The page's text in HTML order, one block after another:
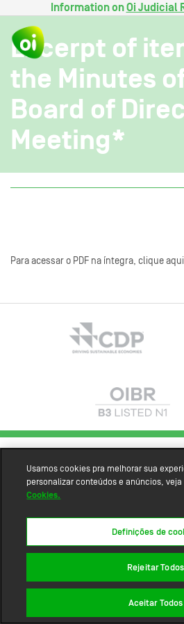
Information onOi Judicial
Excerpt of
the Minutes
Board of
Meeting*
Para acessar o PDF na íntegra, clique aqui.
Usamos cookies pra melhorar sua
personalizar conteúdos e anúncios, veja
Cookies.
Definições de
Rejeitar Todos
Aceitar Todos